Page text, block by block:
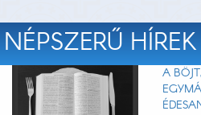
NÉPSZERŰ HÍREK
A